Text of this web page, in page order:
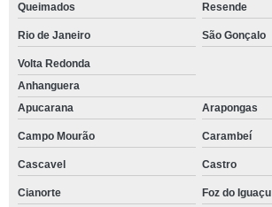
Queimados Resende
Rio de Janeiro São Gonçalo
Volta Redonda
Anhanguera
Apucarana
Arapongas
Campo Mourão Carambeí
Cascavel Castro
Cianorte Foz do Iguaçu